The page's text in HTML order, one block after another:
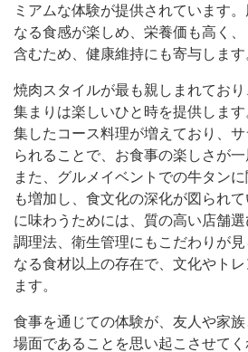
ミアムな体験が提供されています
なる食感が楽しめ、栄養価も高く
含むため、健康維持にも寄与します
焼肉スタイルが最も親しまれてお
集まりは楽しいひと時を提供しま
集したコース料理が増えており、
られることで、お食事の楽しさが一
また、グルメイベントでの牛タン
も増加し、食文化の深化が図られ
に味わうためには、質の高い店舗
調理法、衛生管理にもこだわりが
なる食材以上の存在で、文化やト
ます。
食事を通じての体験が、友人や家
場面であることを思い起こさせて